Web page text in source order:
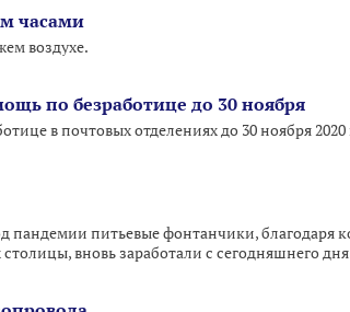
часами
воздухе.
по безработице до 30 ноября
в почтовых отделениях до 30 ноября 2020
пандемии питьевые фонтанчики, благодаря
вновь заработали с сегодняшнего